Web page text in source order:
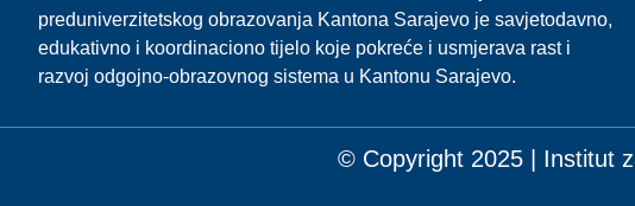
preduniverzitetskog obrazovanja Kantona Sarajevo je savjetodavno,
edukativno i koordinaciono tijelo koje pokreće i usmjerava rast i
razvoj odgojno-obrazovnog sistema u Kantonu Sarajevo.
© Copyright 2025 | Institut